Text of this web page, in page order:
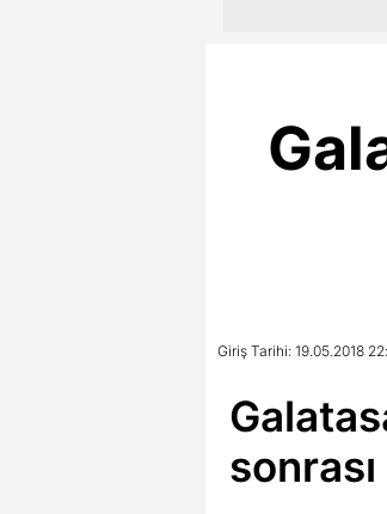
Giriş Tarihi: 19.05.2018